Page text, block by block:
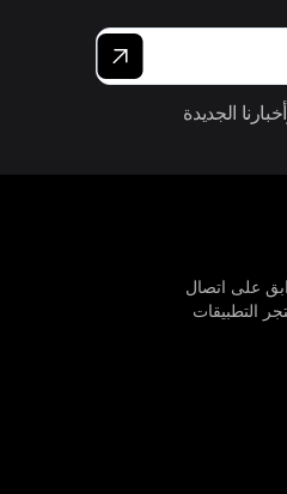
الجديدة
على اتصال
التطبيقات